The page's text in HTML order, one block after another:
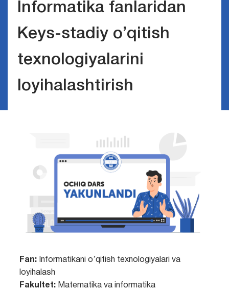
Informatika fanlaridan
Keys-stadiy o’qitish
texnologiyalarini
loyihalashtirish
Fan:
Informatikani o’qitish texnologiyalari va
loyihalash
Fakultet:Matematika va informatika